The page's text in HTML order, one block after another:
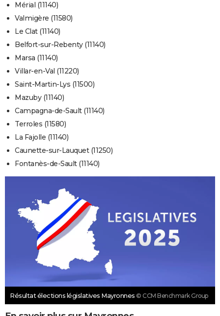
Mérial (11140)
Valmigère (11580)
Le Clat (11140)
Belfort-sur-Rebenty (11140)
Marsa (11140)
Villar-en-Val (11220)
Saint-Martin-Lys (11500)
Mazuby (11140)
Campagna-de-Sault (11140)
Terroles (11580)
La Fajolle (11140)
Caunette-sur-Lauquet (11250)
Fontanès-de-Sault (11140)
Résultat élections législatives Mayronnes © CCM Benchmark Group